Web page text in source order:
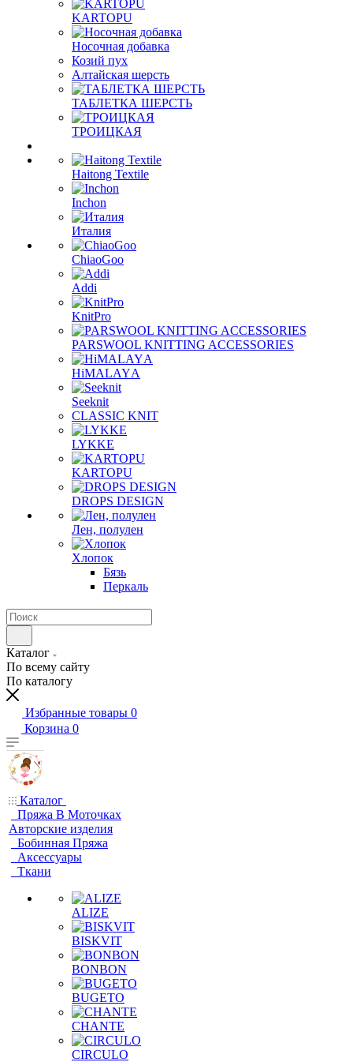
KARTOPU
Носочная добавка
Козий пух
Алтайская шерсть
ТАБЛЕTКА ШЕРСТЬ
ТРОИЦКАЯ
Haitong Textilе
Inchon
Италия
ChiaoGoo
Addi
KnitPro
PARSWOOL KNITTING ACCESSORIES
HiMALAYА
Seeknit
CLASSIC KNIT
LYKKE
KАRTOPU
DROPS DЕSIGN
Лен, полулен
Хлопок
Бязь
Перкаль
Каталог
По всему сайту
По каталогу
Избранные товары 0
Корзина 0
Каталог
Пряжа В Моточках
Авторские изделия
Бобинная Пряжа
Аксессуары
Ткани
ALIZE
BISKVIT
BONBON
BUGETO
CHANTE
CIRCULO